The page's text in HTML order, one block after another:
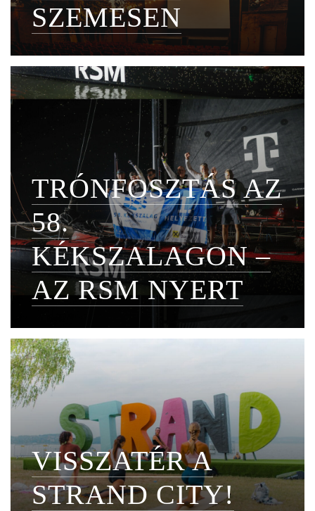
SZEMESEN
TRÓNFOSZTÁS AZ
58.
KÉKSZALAGON –
AZ RSM NYERT
VISSZATÉR A
STRAND CITY!